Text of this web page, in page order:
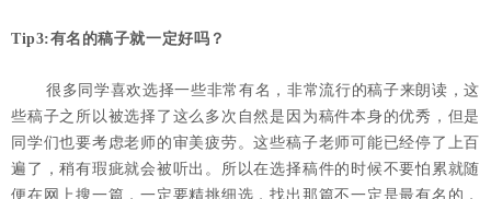
Tip3:有名的稿子就一定好吗？
很多同学喜欢选择一些非常有名，非常流行的稿子来朗读，这
些稿子之所以被选择了这么多次自然是因为稿件本身的优秀，但是
同学们也要考虑老师的审美疲劳。这些稿子老师可能已经停了上百
遍了，稍有瑕疵就会被听出。所以在选择稿件的时候不要怕累就随
便在网上搜一篇，一定要精挑细选，找出那篇不一定是最有名的，